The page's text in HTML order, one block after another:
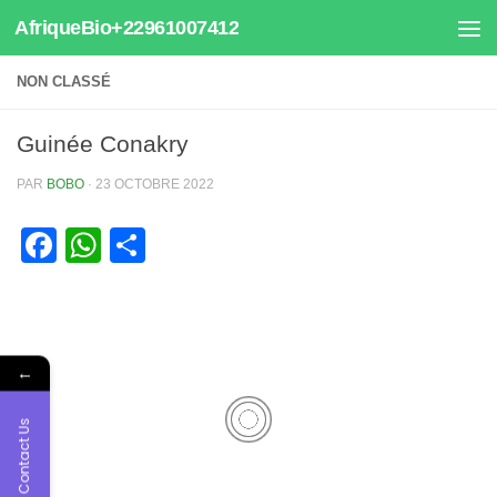
Au dessous du contenu
AfriqueBio+22961007412
NON CLASSÉ
Guinée Conakry
PAR BOBO · 23 OCTOBRE 2022
Facebook
WhatsApp
←
Contact Us